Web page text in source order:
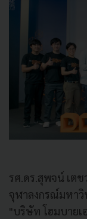
รศ.ดร.สุพจน์ เต
จุฬาลงกรณ์มหาวิ
"บริษัท โฮมบายเ